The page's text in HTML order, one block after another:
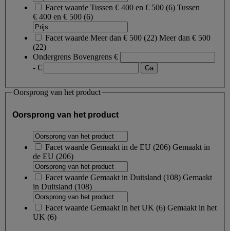
Facet waarde Tussen € 400 en € 500 (6) Tussen
€ 400 en € 500 (6)
Facet waarde Meer dan € 500 (22) Meer dan € 500
(22)
Ondergrens Bovengrens €
- €
Oorsprong van het product
Oorsprong van het product
Facet waarde Gemaakt in de EU (206) Gemaakt in
de EU (206)
Facet waarde Gemaakt in Duitsland (108) Gemaakt
in Duitsland (108)
Facet waarde Gemaakt in het UK (6) Gemaakt in het
UK (6)